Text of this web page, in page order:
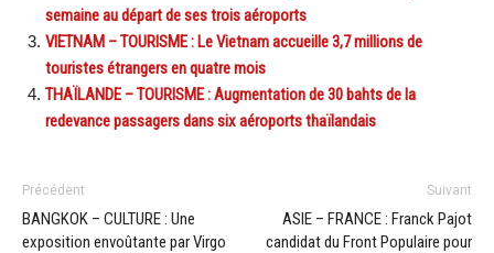
semaine au départ de ses trois aéroports
VIETNAM – TOURISME : Le Vietnam accueille 3,7 millions de
touristes étrangers en quatre mois
THAÏLANDE – TOURISME : Augmentation de 30 bahts de la
redevance passagers dans six aéroports thaïlandais
Précédent
BANGKOK – CULTURE : Une
exposition envoûtante par Virgo
Suivant
ASIE – FRANCE : Franck Pajot
candidat du Front Populaire pour